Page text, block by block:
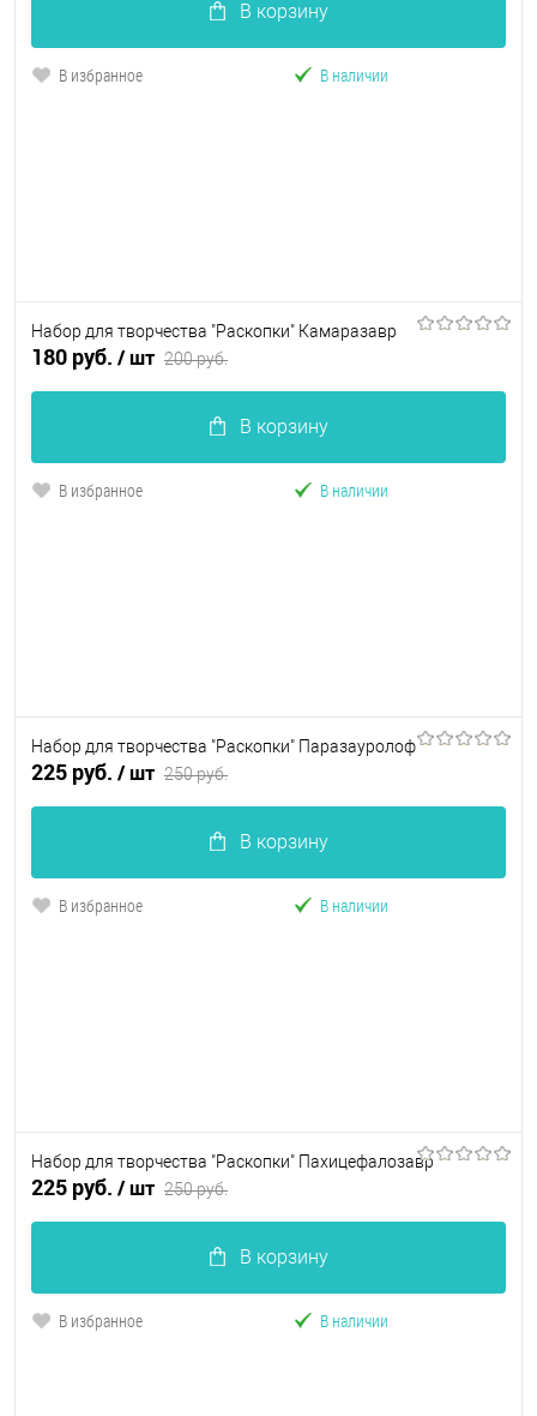
В корзину
В избранное В наличии
Набор для творчества "Раскопки" Камаразавр
180 руб. / шт 200 руб.
В корзину
В избранное В наличии
Набор для творчества "Раскопки" Паразауролоф
225 руб. / шт 250 руб.
В корзину
В избранное В наличии
Набор для творчества "Раскопки" Пахицефалозавр
225 руб. / шт 250 руб.
В корзину
В избранное В наличии